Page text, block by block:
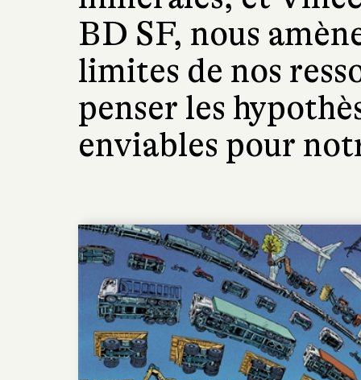
BD SF, nous
limites de nos
penser les
enviables pour